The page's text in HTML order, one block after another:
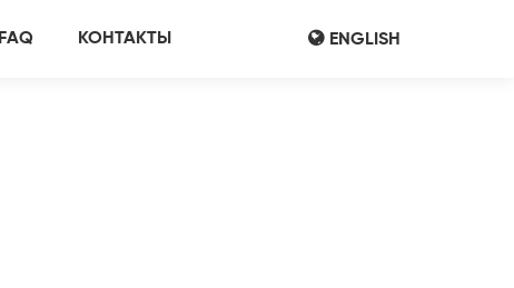
FAQ КОНТАКТЫ ENGLISH